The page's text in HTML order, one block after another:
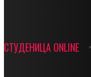
СТУДЕНИЦА ONLINE